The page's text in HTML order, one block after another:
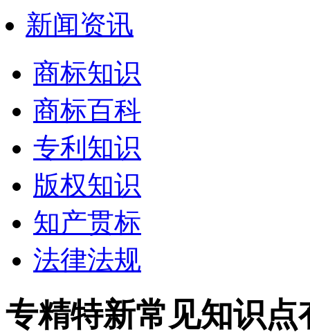
新闻资讯
商标知识
商标百科
专利知识
版权知识
知产贯标
法律法规
专精特新常见知识点